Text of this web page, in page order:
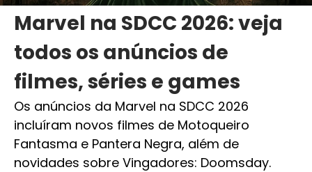
Marvel na SDCC 2026: veja
todos os anúncios de
filmes, séries e games
Os anúncios da Marvel na SDCC 2026
incluíram novos filmes de Motoqueiro
Fantasma e Pantera Negra, além de
novidades sobre Vingadores: Doomsday.